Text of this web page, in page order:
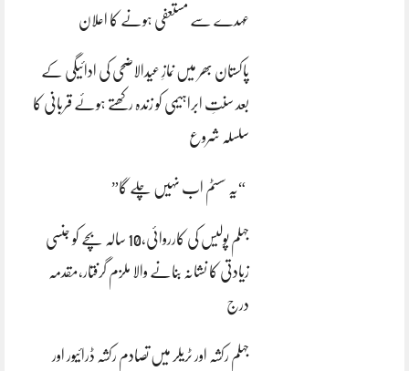
عہدے سے مستعفی ہونے کا اعلان
پاکستان بھر میں نمازِ عیدالاضحی کی ادائیگی کے
بعد سنتِ ابراہیمی کو زندہ رکھتے ہوئے قربانی کا
سلسلہ شروع
“یہ سسٹم اب نہیں چلے گا”
جہلم پولیس کی کارروائی،10 سالہ بچے کو جنسی
زیادتی کا نشانہ بنانے والا ملزم گرفتار،مقدمہ
درج
جہلم رکشہ اور ٹریلر میں تصادم رکشہ ڈرائیور اور